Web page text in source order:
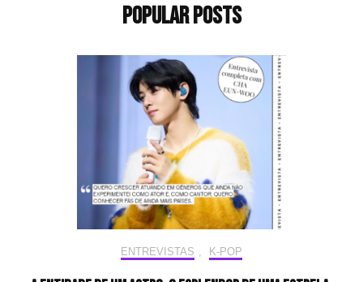
Popular Posts
ENTREVISTAS K-POP